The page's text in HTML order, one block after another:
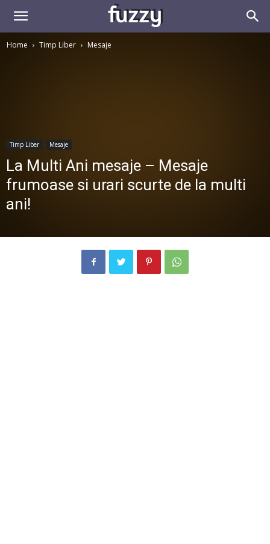
Home Timp Liber Mesaje
Timp Liber Mesaje
La Multi Ani mesaje – Mesaje
frumoase si urari scurte de la multi
ani!